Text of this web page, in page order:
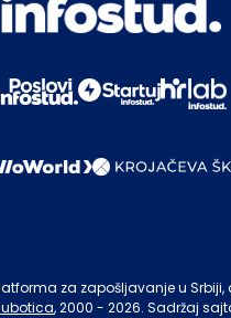
za zapošljavanje u
, 2000 - 2026. Sadržaj